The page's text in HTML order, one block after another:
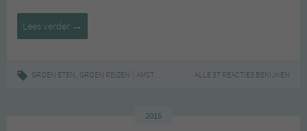
Lees verder Nomads
–
op:
→
GROEN ETEN, GROEN REIZEN AMSTERDAM AMSTERDAM-CENTRUM,HOTSPOT
ALLE 37 REACTIES BEKIJKEN
2015